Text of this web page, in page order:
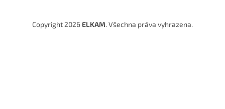
Copyright 2026 ELKAM. Všechna práva vyhrazena.